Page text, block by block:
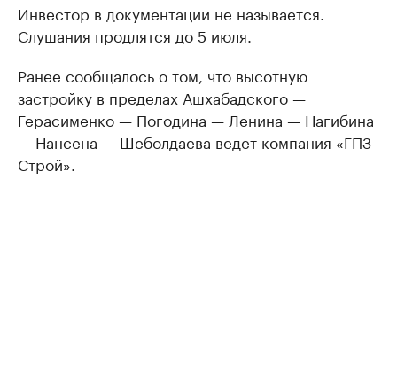
Инвестор в документации не называется.
Слушания продлятся до 5 июля.
Ранее сообщалось о том, что высотную
застройку в пределах Ашхабадского —
Герасименко — Погодина — Ленина — Нагибина
— Нансена — Шеболдаева ведет компания «ГПЗ-
Строй».